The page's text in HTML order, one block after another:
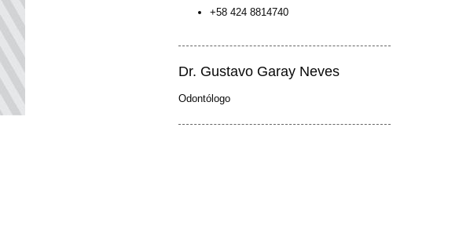
+58 424 8814740
Dr. Gustavo Garay Neves
Odontólogo